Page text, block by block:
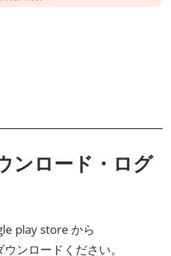
ンロード・ログ
play store から
ンロードください。